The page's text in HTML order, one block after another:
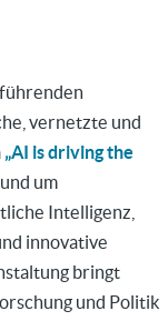
vernetzte und
„AI is driving the
um
Intelligenz,
innovative
bringt
und Politik